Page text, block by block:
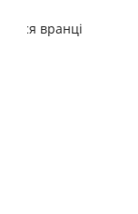
10 лайфхаків: